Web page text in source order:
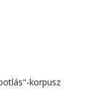
korpusz